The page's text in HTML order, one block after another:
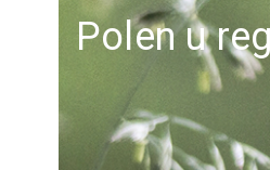
Polen u